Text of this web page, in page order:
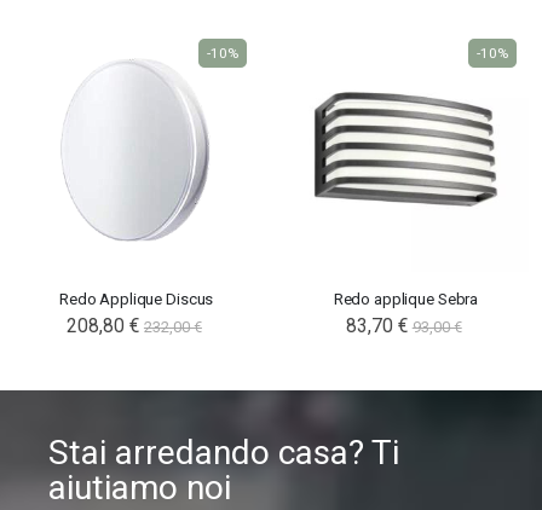
Redo Applique Discus
208,80 € 232,00 €
-10%
Redo applique Sebra
83,70 € 93,00 €
-10%
Stai arredando casa? Ti
aiutiamo noi